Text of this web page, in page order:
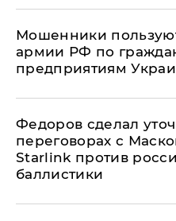
Мошенники
армии РФ по
предприятиям
Федоров сделал
переговорах с
Starlink против
баллистики